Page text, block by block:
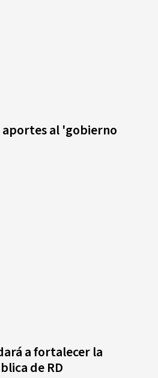
aportes al 'gobierno
a fortalecer la
de RD